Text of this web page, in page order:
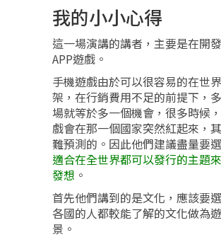
我的小小心得
這一場演講的講者，主要是在開
APP遊戲。
手機遊戲由於可以很容易的在世
架，在行銷費用不足的前提下，
場就等於多一個機會，很多時候
戲會在那一個國家突然紅起來，
難預測的。因此他們建議盡量要
適合在全世界都可以發行的主題
發想 。
首先他們講到的是文化，應該要
各國的人都較能了解的文化做為
景。